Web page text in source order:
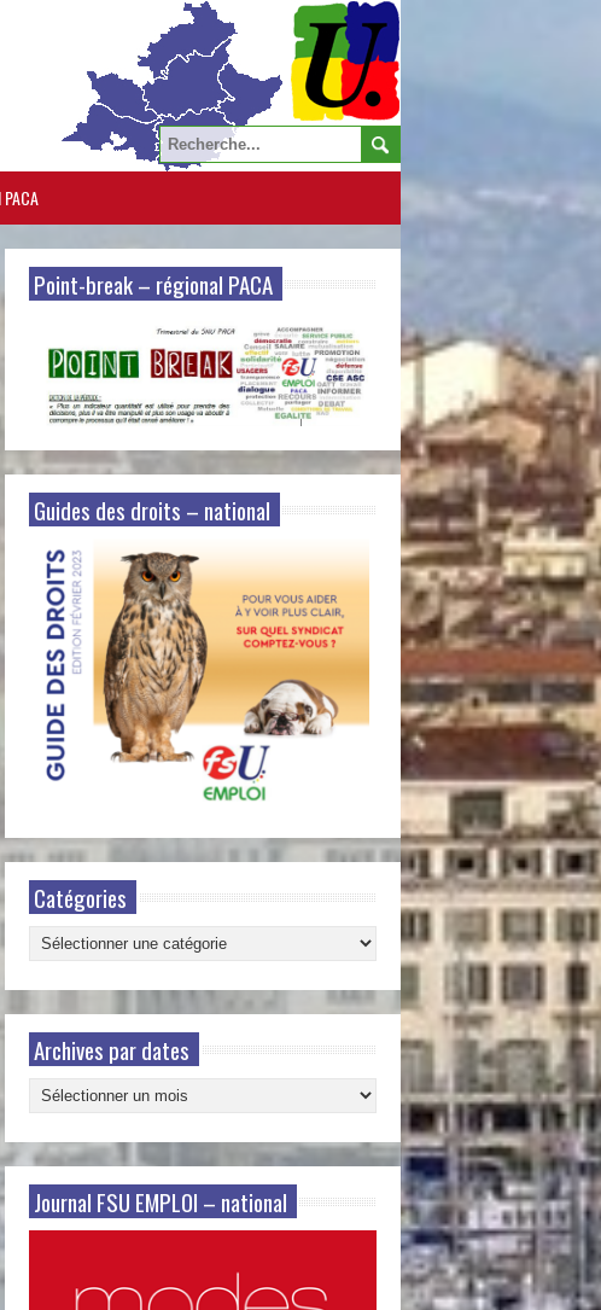
PACA
Point-break – régional PACA
Guides des droits – national
Catégories
Catégories
Archives par dates
Archives
par
dates
Journal FSU EMPLOI – national